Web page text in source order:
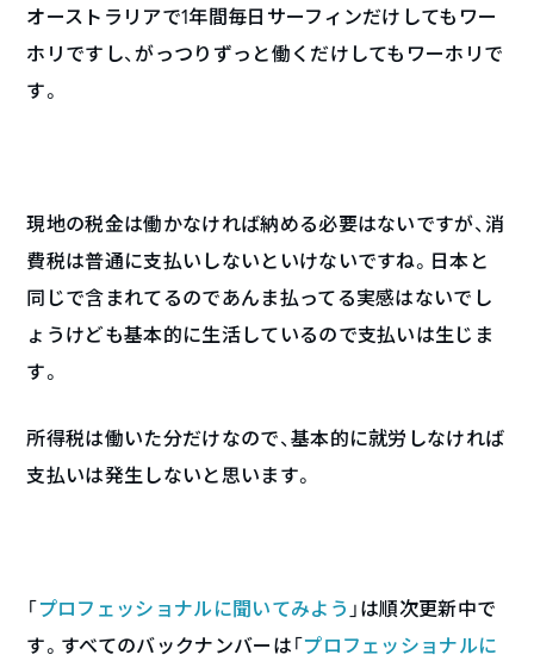
オーストラリアで1年間毎日サーフィンだけしてもワー
ホリですし、がっつりずっと働くだけしてもワーホリで
す。
現地の税金は働かなければ納める必要はないですが、消
費税は普通に支払いしないといけないですね。日本と
同じで含まれてるのであんま払ってる実感はないでし
ょうけども基本的に生活しているので支払いは生じま
す。
所得税は働いた分だけなので、基本的に就労しなければ
支払いは発生しないと思います。
「プロフェッショナルに聞いてみよう 」は順次更新中で
す。すべてのバックナンバーは「プロフェッショナルに